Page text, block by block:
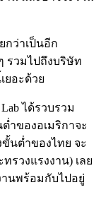
กว่าเป็นอีก
รวมไปถึงบริษัท
ยอะด้วย
ได้รวบรวม
ำของอเมริกาจะ
ขั้นต่ำของไทย จะ
รวงแรงงาน) เลย
นพร้อมกับไปอยู่